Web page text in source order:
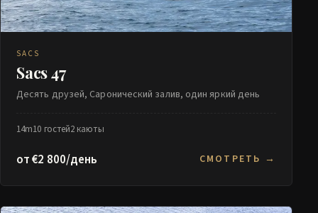
SACS
Sacs 47
Десять друзей, Саронический залив, один яркий день
14m10 гостей2 каюты
от €2 800/день СМОТРЕТЬ →